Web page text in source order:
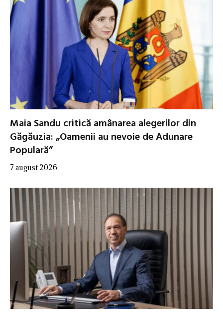
Maia Sandu critică amânarea alegerilor din
Găgăuzia: „Oamenii au nevoie de Adunare
Populară”
7 august 2026